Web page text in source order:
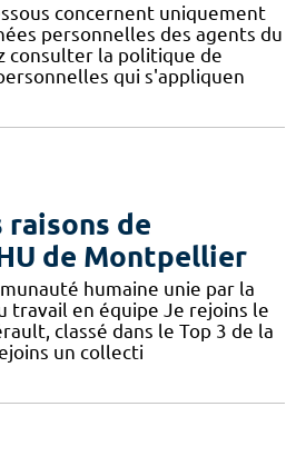
concernent uniquement
personnelles des agents du
consulter la politique de
qui s'appliquen
raisons de
de Montpellier
humaine unie par la
travail en équipe Je rejoins le
classé dans le Top 3 de la
un collecti